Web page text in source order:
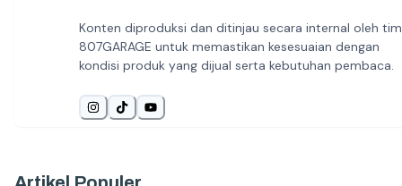
Konten diproduksi dan ditinjau secara internal oleh tim
807GARAGE untuk memastikan kesesuaian dengan
kondisi produk yang dijual serta kebutuhan pembaca.
Artikel Populer